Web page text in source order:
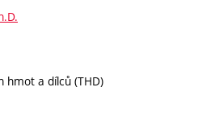
hmot a dílců (THD)